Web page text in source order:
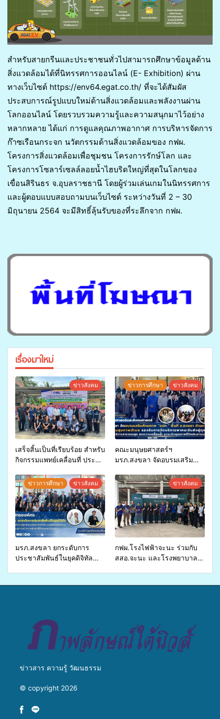
สำหรับสายกรีนและประชาชนทั่วไปสามารถศึกษาข้อมูลด้าน
สิ่งแวดล้อมได้ที่นิทรรศการออนไลน์ (E- Exhibition) ผ่าน
ทางเว็บไซต์ https://env64.egat.co.th/ ที่จะได้สัมผัส
ประสบการณ์รูปแบบใหม่ด้านสิ่งแวดล้อมและพลังงานผ่าน
โลกออนไลน์ โดยรวบรวมความรู้และความสนุกมาไว้อย่าง
หลากหลาย ได้แก่ การดูแลคุณภาพอากาศ การบริหารจัดการ
ก๊าซเรือนกระจก นวัตกรรมด้านสิ่งแวดล้อมของ กฟผ.
โครงการสิ่งแวดล้อมเพื่อชุมชน โครงการรักษ์โลก และ
โครงการโซลาร์เซลล์ลอยน้ำไฮบริดใหญ่ที่สุดในโลกของ
เขื่อนสิรินธร จ.อุบลราชธานี โดยผู้ร่วมเล่นเกมในนิทรรศการ
และผู้ตอบแบบสอบถามบนเว็บไซต์ ระหว่างวันที่ 2 – 30
มิถุนายน 2564 จะมีสิทธิ์ลุ้นรับของที่ระลึกจาก กฟผ.
เรื่องมาใหม่
ข่าวสังคม
เสร็จสิ้นเป็นที่เรียบร้อย สำหรับ
กิจกรรมแพทย์เคลื่อนที่ ประจำ
สุขภาพแก่ประชาชนในพื้นที่
อำเภอจะนะ
ข่าวการศึกษา ข่าวสังคม
คณะมนุษยศาสตร์ฯ
มรภ.สงขลา จัดอบรมเสริม
จ่ายงบกองทุนสุขภาพตำบล
รองรับการจัดบริการพาหนะรับ
ส่งผู้ทุพพลภาพเพื่อเข้ารับ
บริการสาธารณสุข ลดความ
เหลื่อมล้ำ ยกระดับคุณภาพ
ชีวิตประชาชนอย่างยั่งยืน
ข่าวการศึกษา ข่าวสังคม
มรภ.สงขลา ยกระดับการ
ประชาสัมพันธ์ในยุคดิจิทัล
ข่าวสังคม
กฟผ.โรงไฟฟ้าจะนะ ร่วมกับ
สสอ.จะนะ และโรงพยาบาล
ข่าวสาร ความรู้ วัฒนธรรม
© copyright 2026